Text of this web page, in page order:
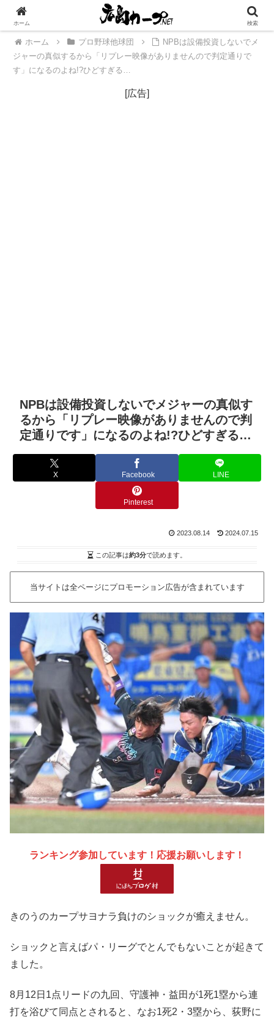
[広告]
ホーム プロ野球他球団
NPBは設備投資しないでメ
ジャーの真似するから「リプレー映像がありませんので判定通りで
す」になるのよね!?ひどすぎる…
[広告]
NPBは設備投資しないでメジャーの真似す
るから「リプレー映像がありませんので判
定通りです」になるのよね!?ひどすぎる…
X Facebook LINE
Pinterest
2023.08.14 2024.07.15
この記事は約3分で読めます。
当サイトは全ページにプロモーション広告が含まれています
ランキング参加しています！応援お願いします！
きのうのカープサヨナラ負けのショックが癒えません。
ショックと言えばパ・リーグでとんでもないことが起きて
ました。
8月12日1点リードの九回、守護神・益田が1死1塁から連
打を浴びて同点とされると、なお1死2・3塁から、荻野に
ホーム 検索